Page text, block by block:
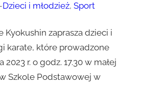
Dzieci i młodzież, Sport
Kyokushin zaprasza dzieci i
karate, które prowadzone
r. o godz. 17.30 w małej
Szkole Podstawowej w